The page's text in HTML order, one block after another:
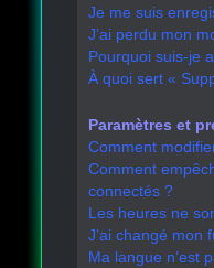
Je me suis
J’ai perdu mon
Pourquoi suis-je
À quoi sert «
Paramètres et
Comment
Comment
connectés ?
Les heures ne
J’ai changé mon
Ma langue n’est